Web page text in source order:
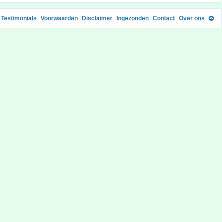
Testimonials Voorwaarden Disclaimer Ingezonden Contact Over ons